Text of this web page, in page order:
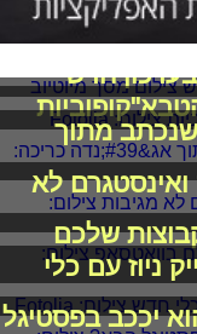
חדש
מתוך
לא
שלכם
ניוז עם כלי
יככב בפסטיגל